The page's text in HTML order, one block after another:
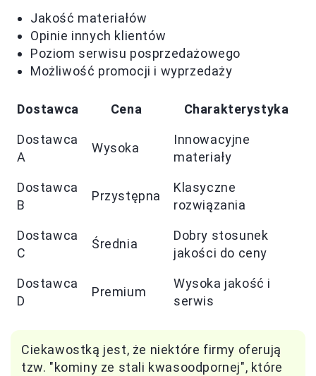
Jakość materiałów
Opinie innych klientów
Poziom serwisu posprzedażowego
Możliwość promocji i wyprzedaży
Dostawca Cena Charakterystyka
Dostawca
A
Wysoka
Innowacyjne
materiały
Dostawca
B
Przystępna
Klasyczne
rozwiązania
Dostawca
C
Średnia
Dobry stosunek
jakości do ceny
Dostawca
D
Premium
Wysoka jakość i
serwis
Ciekawostką jest, że niektóre firmy oferują
tzw. "kominy ze stali kwasoodpornej", które